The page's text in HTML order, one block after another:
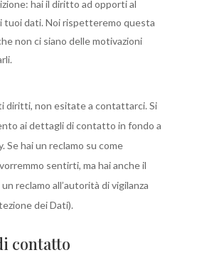
hai il diritto ad opporti al
dati. Noi rispetteremo questa
non ci siano delle motivazioni
diritti, non esitate a contattarci. Si
ai dettagli di contatto in fondo a
Se hai un reclamo su come
sentirti, ma hai anche il
reclamo all’autorità di vigilanza
dei Dati).
contatto